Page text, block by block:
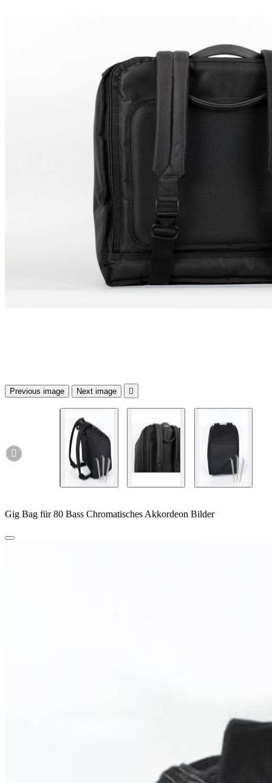
Previous image Next image 

Gig Bag für 80 Bass Chromatisches Akkordeon Bilder